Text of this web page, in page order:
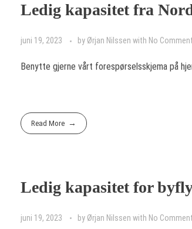
Ledig kapasitet fra
juni 19, 2023 by Ørjan Nilssen with No Comment
Benytte gjerne vårt forespørselsskjema på
Read More
Ledig kapasitet for
juni 19, 2023 by Ørjan Nilssen with No Comment